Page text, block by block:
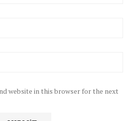
website in this browser for the next